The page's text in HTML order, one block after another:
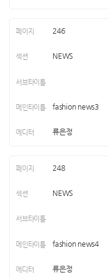
246
NEWS
fashion news3
류은정
248
NEWS
fashion news4
류은정